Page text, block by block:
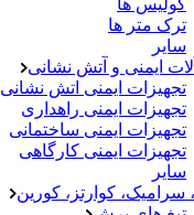
کولیس ها
ترک متر ها
سایر
ایمنی و آتش نشانی
تجهیزات ایمنی اتش نشانی
تجهیزات ایمنی راهداری
تجهیزات ایمنی ساختمانی
تجهیزات ایمنی کارگاهی
سایر
کوارتز، کورین